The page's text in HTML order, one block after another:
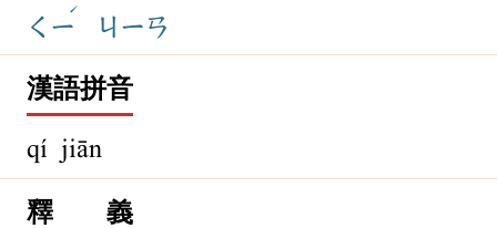
ㄑㄧ
ˊ
ㄐㄧㄢ
漢語拼音
qí jiān
釋 義